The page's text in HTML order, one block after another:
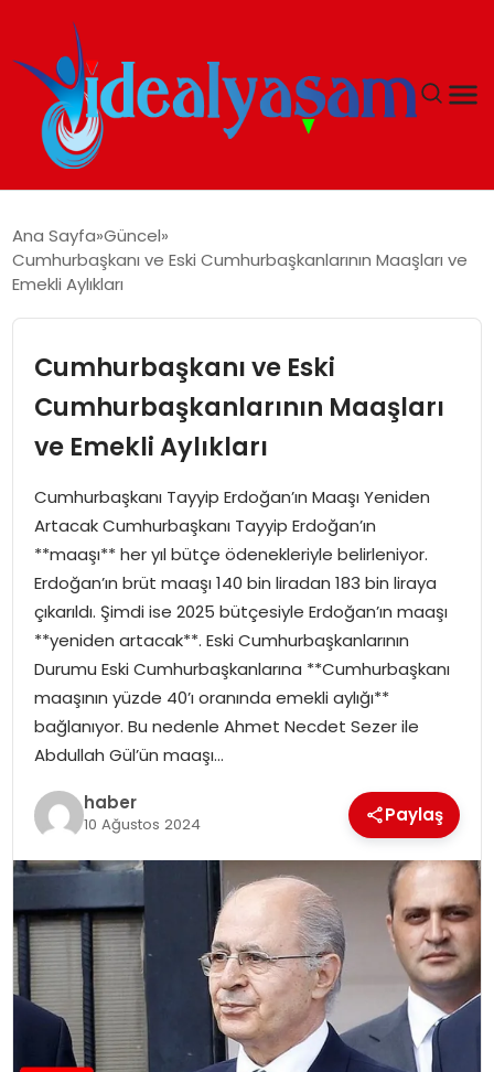
GÜNDEM
İDEAL SPOR
YAŞAM
MAGAZIN
SAĞLIK
SOSYAL HABER
Ana Sayfa Güncel
Cumhurbaşkanı ve Eski Cumhurbaşkanlarının Maaşları ve
Emekli Aylıkları
Cumhurbaşkanı ve Eski
Cumhurbaşkanlarının Maaşları
ve Emekli Aylıkları
Cumhurbaşkanı Tayyip Erdoğan’ın Maaşı Yeniden
Artacak Cumhurbaşkanı Tayyip Erdoğan’ın
**maaşı** her yıl bütçe ödenekleriyle belirleniyor.
Erdoğan’ın brüt maaşı 140 bin liradan 183 bin liraya
çıkarıldı. Şimdi ise 2025 bütçesiyle Erdoğan’ın maaşı
**yeniden artacak**. Eski Cumhurbaşkanlarının
Durumu Eski Cumhurbaşkanlarına **Cumhurbaşkanı
maaşının yüzde 40’ı oranında emekli aylığı**
bağlanıyor. Bu nedenle Ahmet Necdet Sezer ile
Abdullah Gül’ün maaşı…
haber
10 Ağustos 2024 Paylaş